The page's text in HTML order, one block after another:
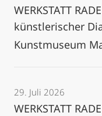
WERKSTATT
künstlerischer
Kunstmuseum
29. Juli 2026
WERKSTATT